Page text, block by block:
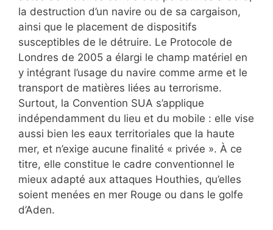
la destruction d’un navire ou de sa cargaison,
ainsi que le placement de dispositifs
susceptibles de le détruire. Le Protocole de
Londres de 2005 a élargi le champ matériel en
y intégrant l’usage du navire comme arme et le
transport de matières liées au terrorisme.
Surtout, la Convention SUA s’applique
indépendamment du lieu et du mobile : elle vise
aussi bien les eaux territoriales que la haute
mer, et n’exige aucune finalité « privée ». À ce
titre, elle constitue le cadre conventionnel le
mieux adapté aux attaques Houthies, qu’elles
soient menées en mer Rouge ou dans le golfe
d’Aden.